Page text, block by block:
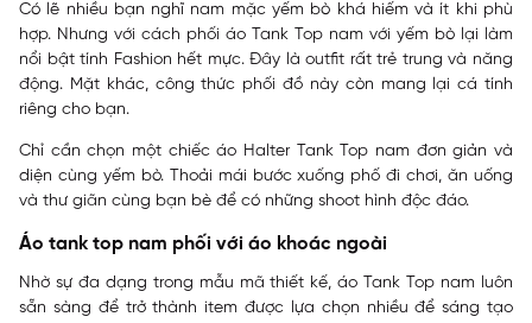
Có lẽ nhiều bạn nghĩ nam mặc yếm bò khá hiếm và ít khi phù
hợp. Nhưng với cách phối áo Tank Top nam với yếm bò lại làm
nổi bật tính Fashion hết mực. Đây là outfit rất trẻ trung và năng
động. Mặt khác, công thức phối đồ này còn mang lại cá tính
riêng cho bạn.
Chỉ cần chọn một chiếc áo Halter Tank Top nam đơn giản và
diện cùng yếm bò. Thoải mái bước xuống phố đi chơi, ăn uống
và thư giãn cùng bạn bè để có những shoot hình độc đáo.
Áo tank top nam phối với áo khoác ngoài
Nhờ sự đa dạng trong mẫu mã thiết kế, áo Tank Top nam luôn
sẵn sàng để trở thành item được lựa chọn nhiều để sáng tạo